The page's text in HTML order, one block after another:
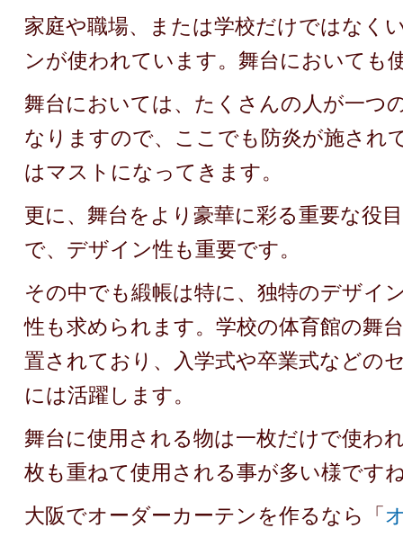
家庭や職場、または学校だけではなく
ンが使われています。舞台においても
舞台においては、たくさんの人が一つ
なりますので、ここでも防炎が施され
はマストになってきます。
更に、舞台をより豪華に彩る重要な役
で、デザイン性も重要です。
その中でも緞帳は特に、独特のデザイ
性も求められます。学校の体育館の舞
置されており、入学式や卒業式などの
には活躍します。
舞台に使用される物は一枚だけで使わ
枚も重ねて使用される事が多い様です
大阪でオーダーカーテンを作るなら「